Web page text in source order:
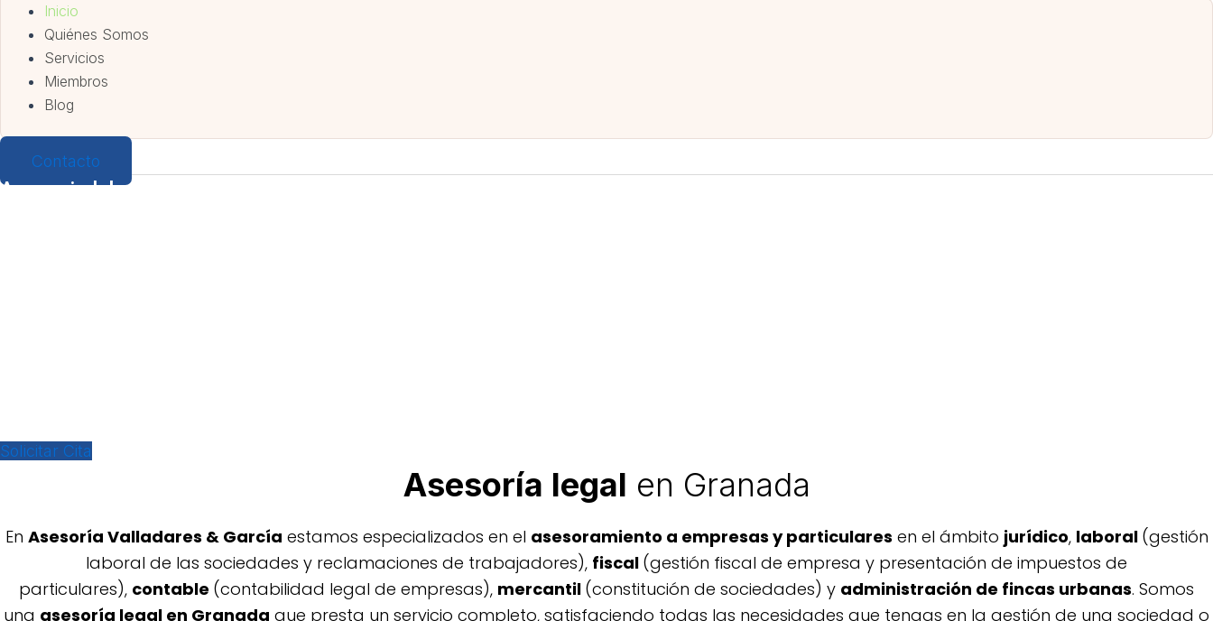
Inicio
Quiénes Somos
Servicios
Miembros
Blog
Contacto
Asesoria laboral en granada
Solicitar Cita
Asesoría legal en Granada
En Asesoría Valladares & García estamos especializados en el asesoramiento a empresas y particulares en el ámbito jurídico, laboral (gestión
laboral de las sociedades y reclamaciones de trabajadores), fiscal (gestión fiscal de empresa y presentación de impuestos de
particulares), contable (contabilidad legal de empresas), mercantil (constitución de sociedades) y administración de fincas urbanas. Somos
una asesoría legal en Granada que presta un servicio completo, satisfaciendo todas las necesidades que tengas en la gestión de una sociedad o